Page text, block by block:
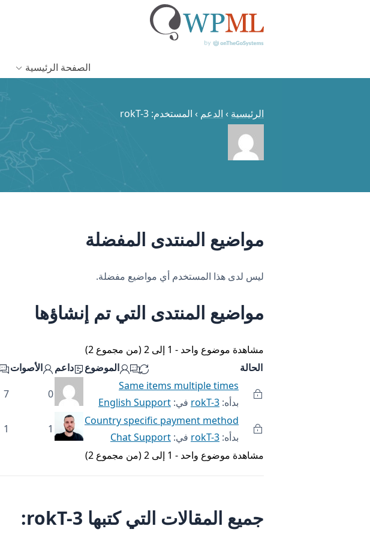
الصفحة الرئيسية
الرئيسية › الدعم › المستخدم: rokT-3
مواضيع المنتدى المفضلة
ليس لدى هذا المستخدم أي مواضيع مفضلة.
مواضيع المنتدى التي تم إنشاؤها
مشاهدة موضوع واحد - 1 إلى 2 (من مجموع 2)
الحالة
الموضوع داعم الأصوات
Same items multiple times
بدأه: rokT-3 في: English Support
0
7
Country specific payment method
بدأه: rokT-3 في: Chat Support
1
1
مشاهدة موضوع واحد - 1 إلى 2 (من مجموع 2)
جميع المقالات التي كتبها rokT-3: